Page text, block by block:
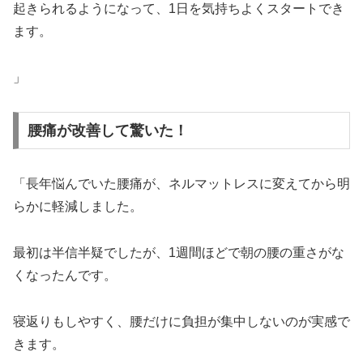
起きられるようになって、1日を気持ちよくスタートでき
ます。
」
腰痛が改善して驚いた！
「長年悩んでいた腰痛が、ネルマットレスに変えてから明
らかに軽減しました。
最初は半信半疑でしたが、1週間ほどで朝の腰の重さがな
くなったんです。
寝返りもしやすく、腰だけに負担が集中しないのが実感で
きます。